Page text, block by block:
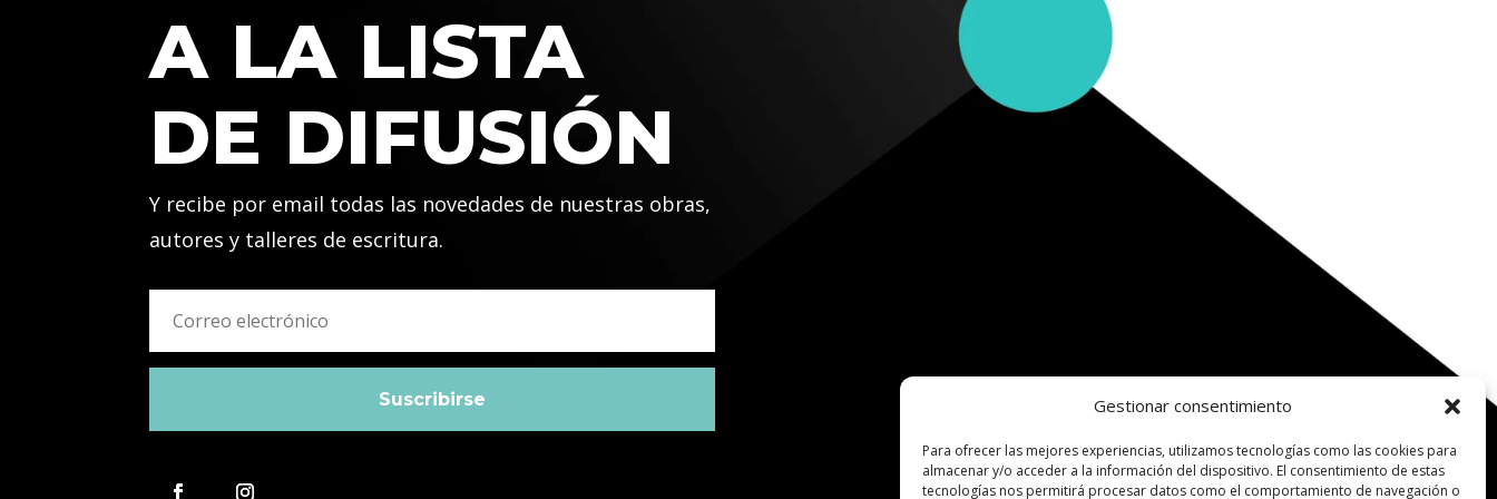
Gestionar consentimiento
Para ofrecer las mejores experiencias, utilizamos tecnologías como las cookies para
almacenar y/o acceder a la información del dispositivo. El consentimiento de estas
tecnologías nos permitirá procesar datos como el comportamiento de navegación o
A LA LISTA
DE DIFUSIÓN
Y recibe por email todas las novedades de nuestras obras,
autores y talleres de escritura.
Suscribirse